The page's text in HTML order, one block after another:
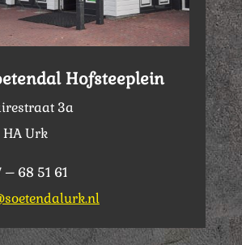
Hofsteeplein
3a
HA Urk
– 68 51 61